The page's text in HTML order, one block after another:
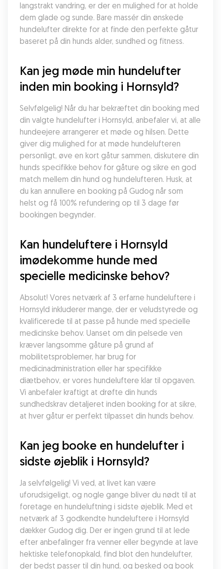
langstrakt vandring, er der en mulighed for at holde
dem glade og sunde. Bare massér din ønskede
hundelufter direkte for at finde den perfekte gåtur
baseret på din hunds alder, sundhed og fitness.
Kan jeg møde min hundelufter
inden min booking i Hornsyld?
Selvfølgelig! Når du har bekræftet din booking med
din valgte hundelufter i Hornsyld, anbefaler vi, at alle
hundeejere arrangerer et møde og hilsen. Dette
giver dig mulighed for at møde hundelufteren
personligt, øve en kort gåtur sammen, diskutere din
hunds specifikke behov for gåture og sikre en god
match mellem din hund og hundelufteren. Husk, at
du kan annullere en booking på Gudog når som
helst og få 100% refundering op til 3 dage før
bookingen begynder.
Kan hundeluftere i Hornsyld
imødekomme hunde med
specielle medicinske behov?
Absolut! Vores netværk af 3 erfarne hundeluftere i
Hornsyld inkluderer mange, der er veludstyrede og
kvalificerede til at passe på hunde med specielle
medicinske behov. Uanset om din pelsede ven
kræver langsomme gåture på grund af
mobilitetsproblemer, har brug for
medicinadministration eller har specifikke
diætbehov, er vores hundeluftere klar til opgaven.
Vi anbefaler kraftigt at drøfte din hunds
sundhedskrav detaljeret inden booking for at sikre,
at hver gåtur er perfekt tilpasset din hunds behov.
Kan jeg booke en hundelufter i
sidste øjeblik i Hornsyld?
Ja selvfølgelig! Vi ved, at livet kan være
uforudsigeligt, og nogle gange bliver du nødt til at
foretage en hundeluftning i sidste øjeblik. Med et
netværk af 3 godkendte hundeluftere i Hornsyld
dækker Gudog dig. Der er ingen grund til at lede
efter anbefalinger fra venner eller begynde at lave
hektiske telefonopkald, find blot den hundelufter,
der bedst passer til din hund, og besked og book